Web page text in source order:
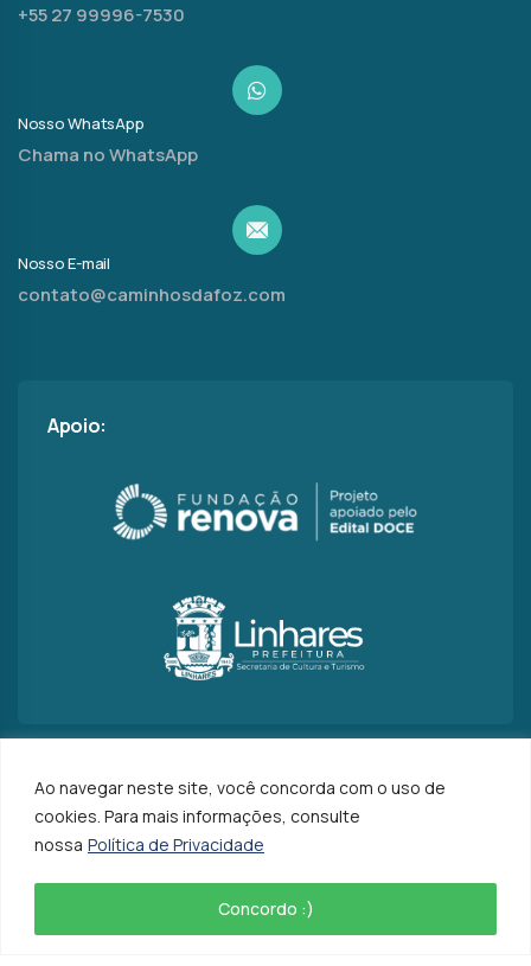
Ao navegar neste site, você concorda com o uso de
cookies. Para mais informações, consulte
nossa Política de Privacidade
Concordo :)
+55 27 99996-7530
Nosso WhatsApp
Chama no WhatsApp
Nosso E-mail
contato@caminhosdafoz.com
Apoio:
Caminhos da Foz– Direitos Reservados